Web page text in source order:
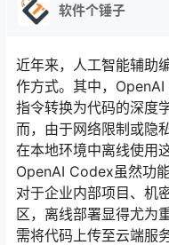
软件个锤子
近年来，人工智能辅助
作方式。其中，
指令转换为代码的深度
而，由于网络限制或隐
在本地环境中离线使用
OpenAI Codex虽然功
对于企业内部项目、机
区，离线部署显得尤为
需将代码上传至云端服